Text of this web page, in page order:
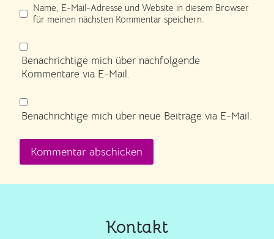
Name, E-Mail-Adresse und Website in diesem Browser
für meinen nächsten Kommentar speichern.
Benachrichtige mich über nachfolgende
Kommentare via E-Mail.
Benachrichtige mich über neue Beiträge via E-Mail.
Kontakt